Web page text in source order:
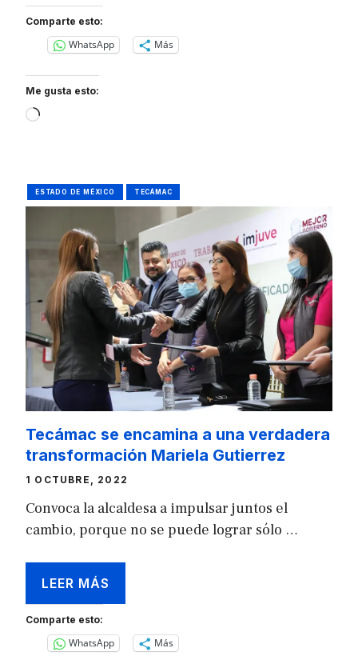
Comparte esto:
WhatsApp Más
Me gusta esto:
Loading…
ESTADO DE MÉXICO TECÁMAC
Tecámac se encamina a una verdadera
transformación Mariela Gutierrez
1 OCTUBRE, 2022
Convoca la alcaldesa a impulsar juntos el
cambio, porque no se puede lograr sólo …
LEER MÁS
Comparte esto:
WhatsApp Más